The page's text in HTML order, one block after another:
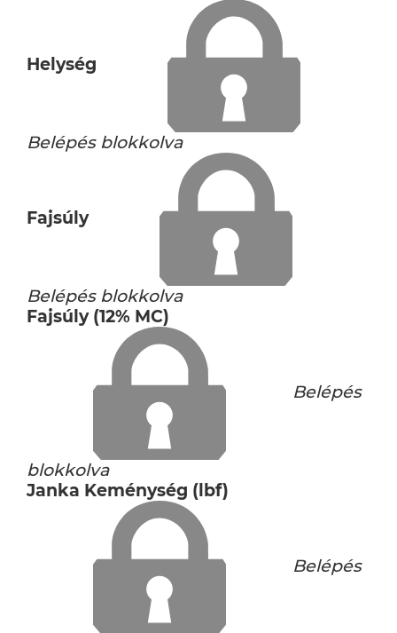
Helység
Belépés blokkolva
Fajsúly
Belépés blokkolva
Fajsúly (12% MC)
Belépés
blokkolva
Janka Keménység (lbf)
Belépés